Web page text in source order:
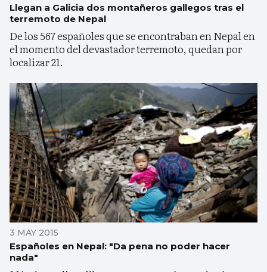
Llegan a Galicia dos montañeros gallegos tras el
terremoto de Nepal
De los 567 españoles que se encontraban en Nepal en
el momento del devastador terremoto, quedan por
localizar 21.
3 MAY 2015
Españoles en Nepal: "Da pena no poder hacer
nada"